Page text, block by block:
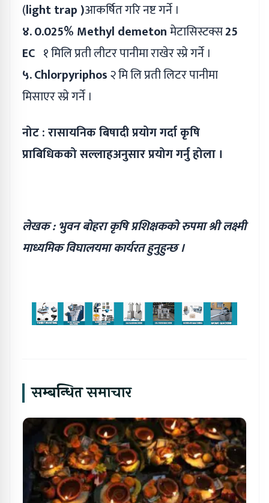
(light trap )आकर्षित गरि नष्ट गर्ने ।
४.0.025% Methyl demetonमेटासिस्टक्स25
EC १ मिलि प्रती लीटर पानीमा राखेर स्प्रे गर्ने ।
५.Chlorpyriphos२ मि लि प्रती लिटर पानीमा
मिसाएर स्प्रे गर्ने ।
नोट : रासायनिक बिषादी प्रयोग गर्दा कृषि
प्राबिधिकको सल्लाहअनुसार प्रयोग गर्नु होला ।
लेखक : भुवन बोहरा कृषि प्रशिक्षकको रुपमा श्री लक्ष्मी
माध्यमिक विघालयमा कार्यरत हुनुहुन्छ ।
सम्बन्धित समाचार